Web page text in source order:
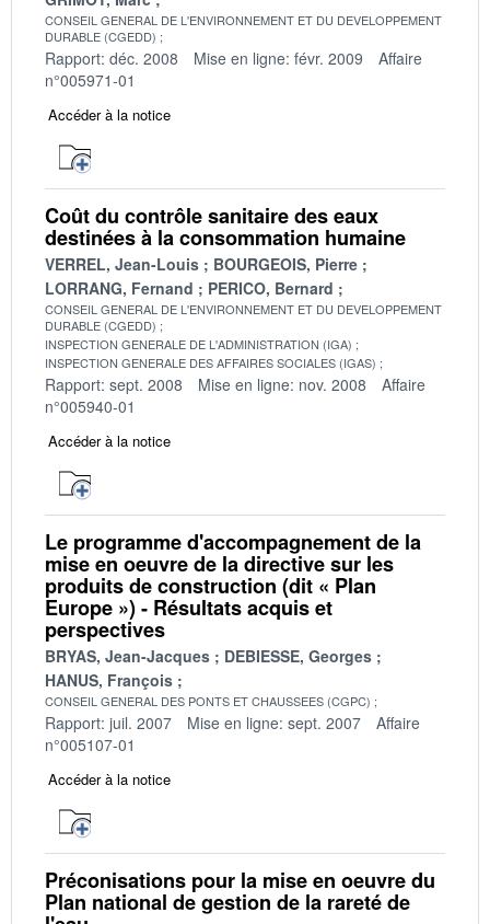
CONSEIL GENERAL DE L'ENVIRONNEMENT ET DU DEVELOPPEMENT
DURABLE (CGEDD)
Rapport: déc. 2008 Mise en ligne: févr. 2009
Affaire
n°005971-01
Accéder à la notice
Coût du contrôle sanitaire des eaux
destinées à la consommation humaine
VERREL, Jean-Louis
BOURGEOIS, Pierre
LORRANG, Fernand
PERICO, Bernard
CONSEIL GENERAL DE L'ENVIRONNEMENT ET DU DEVELOPPEMENT
DURABLE (CGEDD)
INSPECTION GENERALE DE L'ADMINISTRATION (IGA)
INSPECTION GENERALE DES AFFAIRES SOCIALES (IGAS)
Rapport: sept. 2008 Mise en ligne: nov. 2008
Affaire
n°005940-01
Accéder à la notice
Le programme d'accompagnement de la
mise en oeuvre de la directive sur les
produits de construction (dit « Plan
Europe ») - Résultats acquis et
perspectives
BRYAS, Jean-Jacques
DEBIESSE, Georges
HANUS, François
CONSEIL GENERAL DES PONTS ET CHAUSSEES (CGPC)
Rapport: juil. 2007 Mise en ligne: sept. 2007
Affaire
n°005107-01
Accéder à la notice
Préconisations pour la mise en oeuvre du
Plan national de gestion de la rareté de